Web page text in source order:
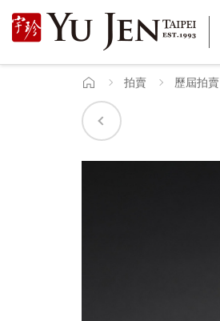
宇
珍
首
頁
拍賣 歷屆拍賣